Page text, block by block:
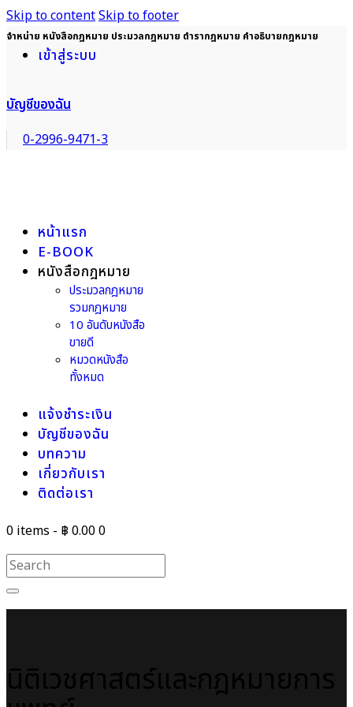
Skip to contentSkip to footer
จำหน่าย หนังสือกฎหมาย ประมวลกฎหมาย ตำรากฎหมาย คำอธิบายกฎหมาย
เข้าสู่ระบบ
บัญชีของฉัน
0-2996-9471-3
หน้าแรก
E-BOOK
หนังสือกฎหมาย
ประมวลกฎหมาย
รวมกฎหมาย
10 อันดับหนังสือ
ขายดี
หมวดหนังสือ
ทั้งหมด
แจ้งชำระเงิน
บัญชีของฉัน
บทความ
เกี่ยวกับเรา
ติดต่อเรา
0 items - ฿ 0.000